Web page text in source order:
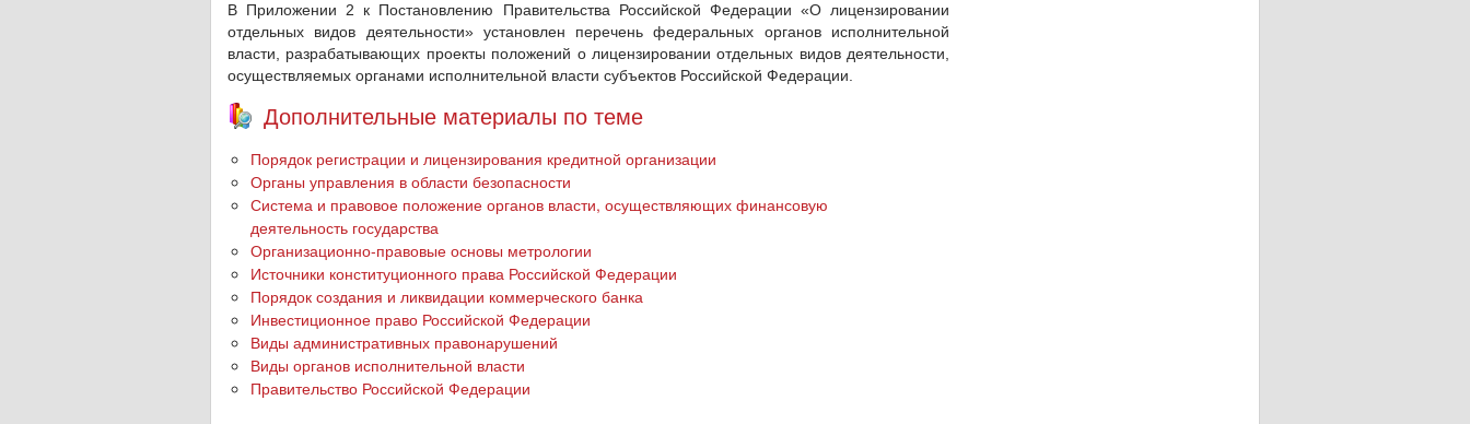
В Приложении 2 к Постановлению Правительства Российской Федерации «О лицензировании
отдельных видов деятельности» установлен перечень федеральных органов исполнительной
власти, разрабатывающих проекты положений о лицензировании отдельных видов деятельности,
осуществляемых органами исполнительной власти субъектов Российской Федерации.
Дополнительные материалы по теме
Порядок регистрации и лицензирования кредитной организации
Органы управления в области безопасности
Система и правовое положение органов власти, осуществляющих финансовую
деятельность государства
Организационно-правовые основы метрологии
Источники конституционного права Российской Федерации
Порядок создания и ликвидации коммерческого банка
Инвестиционное право Российской Федерации
Виды административных правонарушений
Виды органов исполнительной власти
Правительство Российской Федерации